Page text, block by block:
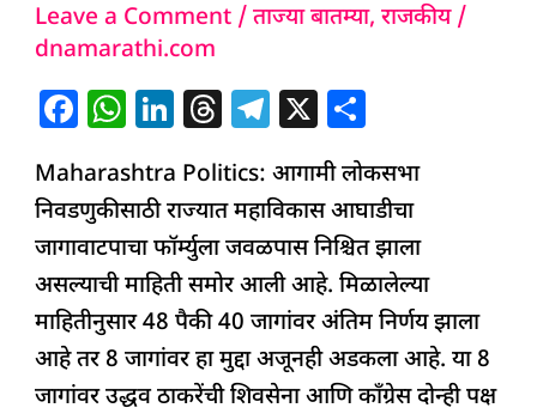
Leave a Comment /ताज्या बातम्या,राजकीय/
dnamarathi.com
F
c
e
b
o
o
k
W
at
s
A
p
p
Li
k
e
dI
n
T
re
a
d
s
T
e
g
ra
m
X
ar
e
Maharashtra Politics: आगामी लोकसभा
निवडणुकीसाठी राज्यात महाविकास आघाडीचा
जागावाटपाचा फॉर्म्युला जवळपास निश्चित झाला
असल्याची माहिती समोर आली आहे. मिळालेल्या
माहितीनुसार 48 पैकी 40 जागांवर अंतिम निर्णय झाला
आहे तर 8 जागांवर हा मुद्दा अजूनही अडकला आहे. या 8
जागांवर उद्धव ठाकरेंची शिवसेना आणि काँग्रेस दोन्ही पक्ष
जागावाटपाचा
फॉर्म्युला
ठरला!
काँग्रेस
14
तर
‘इतक्या’
जागांवर
लढणार
उद्धव
गट